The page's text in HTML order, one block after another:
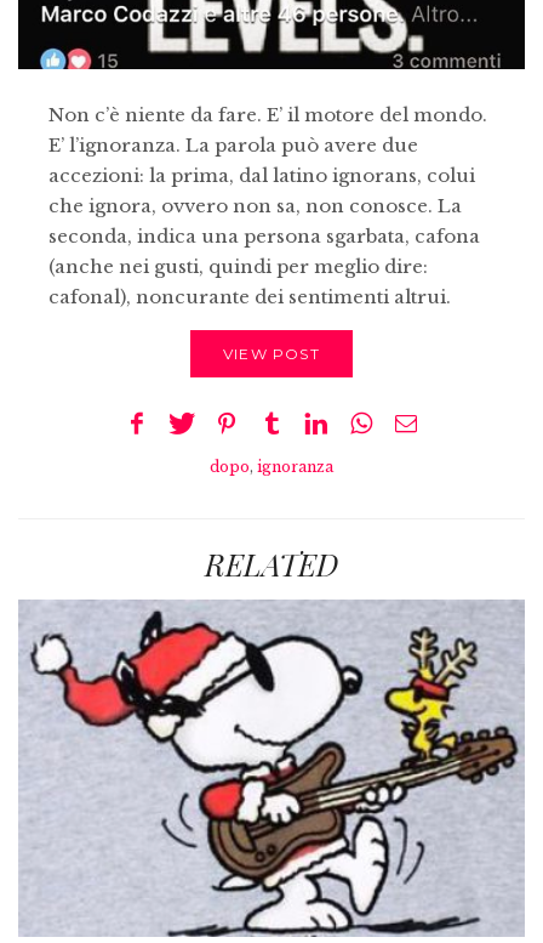
Non c’è niente da fare. E’ il motore del mondo.
E’ l’ignoranza. La parola può avere due
accezioni: la prima, dal latino ignorans, colui
che ignora, ovvero non sa, non conosce. La
seconda, indica una persona sgarbata, cafona
(anche nei gusti, quindi per meglio dire:
cafonal), noncurante dei sentimenti altrui.
VIEW POST
dopo, ignoranza
RELATED